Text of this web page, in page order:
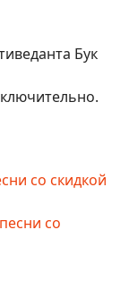
Бук
со скидкой